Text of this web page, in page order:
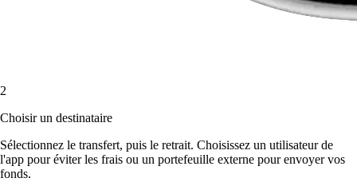
2
Choisir un destinataire
Sélectionnez le transfert, puis le retrait. Choisissez un utilisateur de
l'app pour éviter les frais ou un portefeuille externe pour envoyer vos
fonds.